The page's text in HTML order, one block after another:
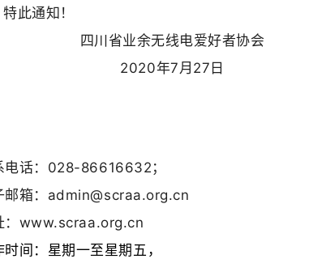
通知！
省业余无线电爱好者协会
年7月27日
电话：028-86616632；
邮箱：admin@scraa.org.cn
：www.scraa.org.cn
时间：星期一至星期五，